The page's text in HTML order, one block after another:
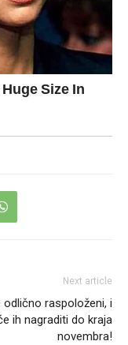
Next article
odlično raspoloženi, i
ih nagraditi do kraja
novembra!